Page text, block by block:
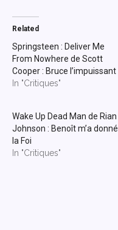
Related
Springsteen : Deliver Me
From Nowhere de Scott
Cooper : Bruce l’impuissant
In "Critiques"
Wake Up Dead Man de Rian
Johnson : Benoît m’a donné
la Foi
In "Critiques"